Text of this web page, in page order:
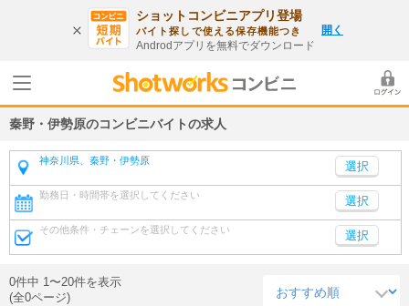
ショットコンビニアプリ登場
バイト探しで使える保存機能つき
Androdアプリを無料でダウンロード
開く
秦野・伊勢原のコンビニバイトの求人
神奈川県、秦野・伊勢原
勤務日・時間帯を選択してください 選択
その他条件・チェーンを選択してください 選択
0件中 1〜20件を表示
(全0ページ)